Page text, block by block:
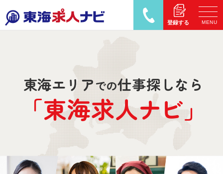
登録する MENU
東海エリアでの仕事探しなら
「東海求人ナビ」